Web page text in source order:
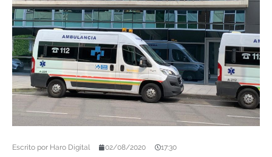
Escrito por Haro Digital 02/08/2020 17:30